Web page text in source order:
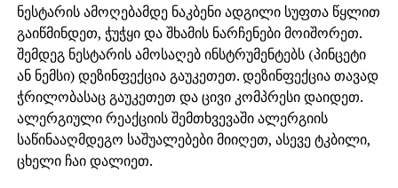
ნესტარის ამოღებამდე ნაკბენი ადგილი სუფთა წყლით
გაიწმინდეთ, ჭუჭყი და შხამის ნარჩენები მოიშორეთ.
შემდეგ ნესტარის ამოსაღებ ინსტრუმენტებს (პინცეტი
ან ნემსი) დეზინფექცია გაუკეთეთ. დეზინფექცია თავად
ჭრილობასაც გაუკეთეთ და ცივი კომპრესი დაიდეთ.
ალერგიული რეაქციის შემთხვევაში ალერგიის
საწინააღმდეგო საშუალებები მიიღეთ, ასევე ტკბილი,
ცხელი ჩაი დალიეთ.